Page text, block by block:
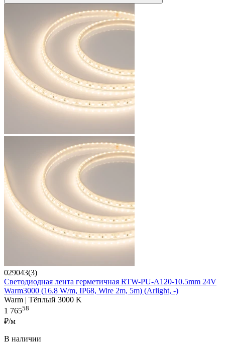
029043(3)
Светодиодная лента герметичная RTW-PU-A120-10.5mm 24V
Warm3000 (16.8 W/m, IP68, Wire 2m, 5m) (Arlight, -)
Warm | Тёплый 3000 K
1 76558
₽/м
В наличии